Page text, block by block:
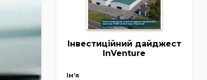
Інвестиційний дайджест
InVenture
Імʼя